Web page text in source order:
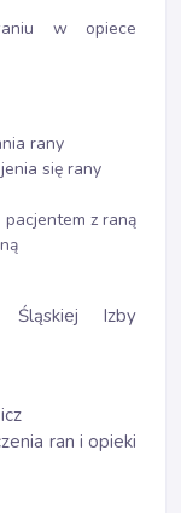
w opiece
rany
się rany
z raną
Izby
ran i opieki